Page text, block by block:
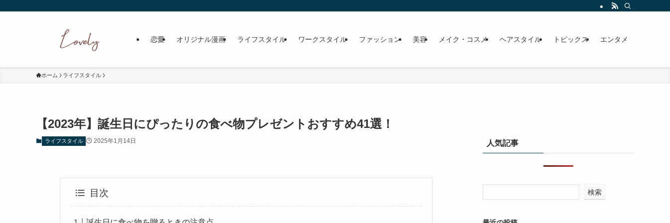
恋愛 オリジナル漫画 ライフスタイル ワークスタイル ファッション 美容 メイク・コスメ ヘアスタイル トピックス エンタメ
ホーム ライフスタイル
【2023年】誕生日にぴったりの食べ物プレゼントおすすめ41選！
ライフスタイル 2025年1月14日
目次
人気記事
検索